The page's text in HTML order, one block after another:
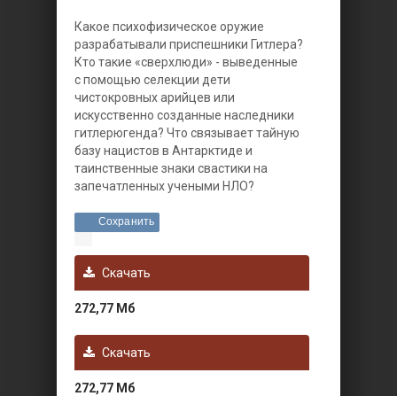
Какое психофизическое оружие
разрабатывали приспешники Гитлера?
Кто такие «сверхлюди» - выведенные
с помощью селекции дети
чистокровных арийцев или
искусственно созданные наследники
гитлерюгенда? Что связывает тайную
базу нацистов в Антарктиде и
таинственные знаки свастики на
запечатленных учеными НЛО?
Сохранить
Скачать
272,77 Мб
Скачать
272,77 Мб